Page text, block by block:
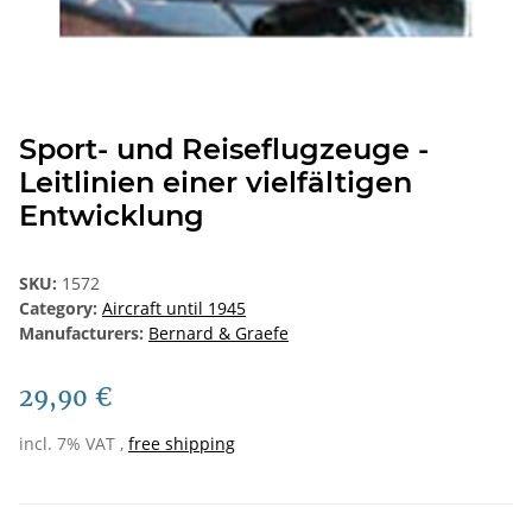
Sport- und Reiseflugzeuge -
Leitlinien einer vielfältigen
Entwicklung
SKU: 1572
Category: Aircraft until 1945
Manufacturers: Bernard & Graefe
29,90 €
incl. 7% VAT , free shipping